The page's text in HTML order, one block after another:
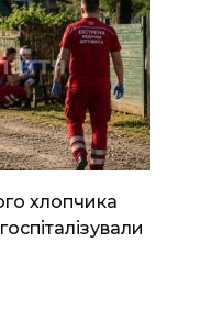
хлопчика